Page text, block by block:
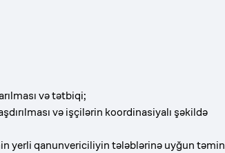
və tətbiqi;
və işçilərin koordinasiyalı şəkildə
yerli qanunvericiliyin tələblərinə uyğun təmin